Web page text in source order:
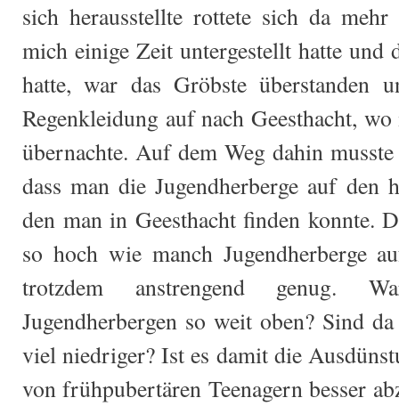
sich herausstellte rottete sich da mehr
mich einige Zeit untergestellt hatte und
hatte, war das Gröbste überstanden
Regenkleidung auf nach Geesthacht,
übernachte. Auf dem Weg dahin
dass man die Jugendherberge auf den
den man in Geesthacht finden konnte.
so hoch wie manch Jugendherberge
trotzdem anstrengend genug.
Jugendherbergen so weit oben? Sind
viel niedriger? Ist es damit die
von frühpubertären Teenagern besser